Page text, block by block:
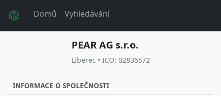
Domů Vyhledávání
PEAR AG s.r.o.
Liberec • ICO: 02836572
INFORMACE O SPOLEČNOSTI